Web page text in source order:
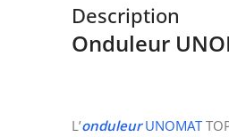
Description
Onduleur
L’onduleur UNOMAT